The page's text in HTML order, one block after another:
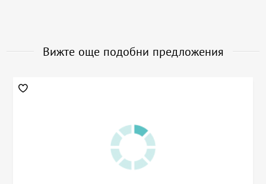
Вижте още подобни предложения